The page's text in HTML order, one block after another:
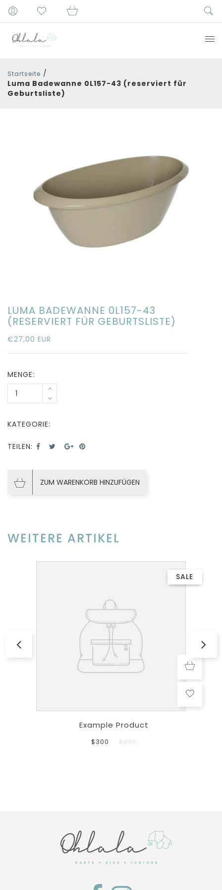
Startseite /
Luma Badewanne 0L157-43 (reserviert für
Geburtsliste)
LUMA BADEWANNE 0L157-43
(RESERVIERT FÜR GEBURTSLISTE)
€27,00 EUR
MENGE:
KATEGORIE:
TEILEN:
ZUM WARENKORB HINZUFÜGEN
WEITERE ARTIKEL
SALE
Example Product
$300 $250